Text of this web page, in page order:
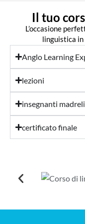
Il tuo
L’occasione
linguistica in
Anglo Learning
lezioni
insegnanti
certificato finale